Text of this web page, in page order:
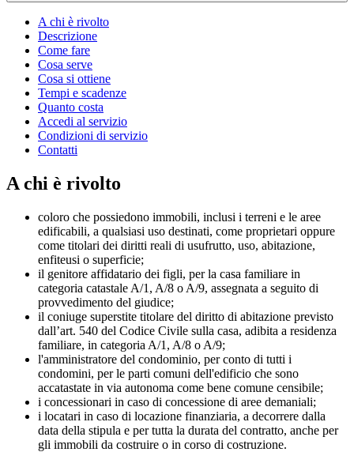
A chi è rivolto
Descrizione
Come fare
Cosa serve
Cosa si ottiene
Tempi e scadenze
Quanto costa
Accedi al servizio
Condizioni di servizio
Contatti
A chi è rivolto
coloro che possiedono immobili, inclusi i terreni e le aree
edificabili, a qualsiasi uso destinati, come proprietari oppure
come titolari dei diritti reali di usufrutto, uso, abitazione,
enfiteusi o superficie;
il genitore affidatario dei figli, per la casa familiare in
categoria catastale A/1, A/8 o A/9, assegnata a seguito di
provvedimento del giudice;
il coniuge superstite titolare del diritto di abitazione previsto
dall’art. 540 del Codice Civile sulla casa, adibita a residenza
familiare, in categoria A/1, A/8 o A/9;
l'amministratore del condominio, per conto di tutti i
condomini, per le parti comuni dell'edificio che sono
accatastate in via autonoma come bene comune censibile;
i concessionari in caso di concessione di aree demaniali;
i locatari in caso di locazione finanziaria, a decorrere dalla
data della stipula e per tutta la durata del contratto, anche per
gli immobili da costruire o in corso di costruzione.